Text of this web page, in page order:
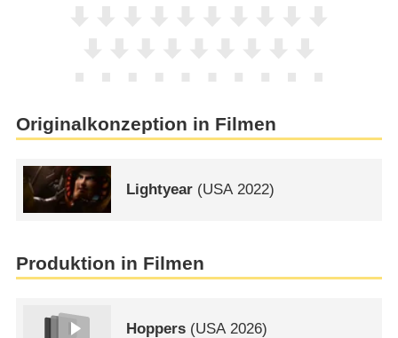
Originalkonzeption in Filmen
Lightyear (USA2022)
Produktion in Filmen
Hoppers (USA2026)